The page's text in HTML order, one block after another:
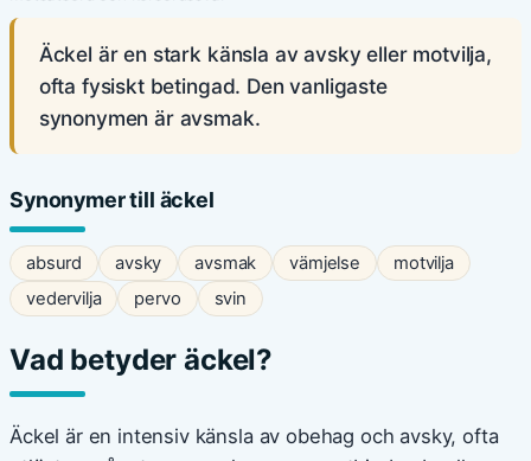
Äckel är en stark känsla av avsky eller motvilja,
ofta fysiskt betingad. Den vanligaste
synonymen är avsmak.
Synonymer till äckel
absurd avsky avsmak vämjelse
motvilja
vedervilja
pervo svin
Vad betyder äckel?
Äckel är en intensiv känsla av obehag och avsky, ofta